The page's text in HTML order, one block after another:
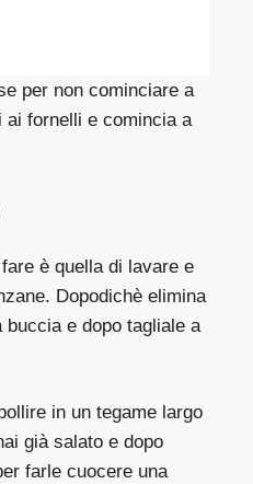
per non cominciare a
fornelli e comincia a
è quella di lavare e
Dopodichè elimina
e dopo tagliale a
in un tegame largo
già salato e dopo
farle cuocere una